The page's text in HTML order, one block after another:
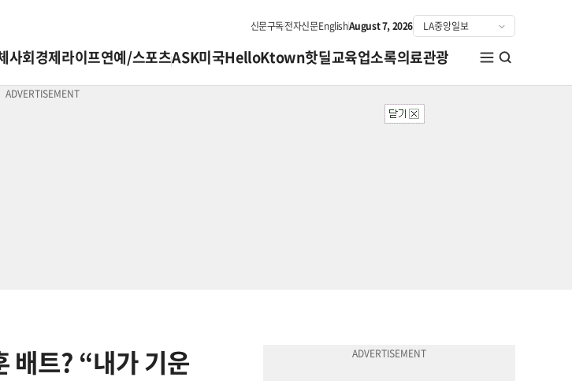
신문구독전자신문EnglishAugust 7, 2026
사회경제라이프연예/스포츠ASK미국HelloKtown핫딜교육업소록의료관광
배트? “내가 기운